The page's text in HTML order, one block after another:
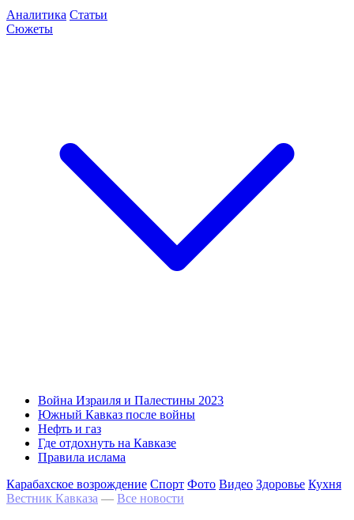
Аналитика Статьи
Сюжеты
Война Израиля и Палестины 2023
Южный Кавказ после войны
Нефть и газ
Где отдохнуть на Кавказе
Правила ислама
Карабахское возрождение Спорт Фото Видео Здоровье Кухня
Вестник Кавказа — Все новости